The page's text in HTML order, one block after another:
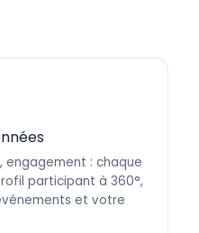
engagement : chaque
participant à 360°,
et votre